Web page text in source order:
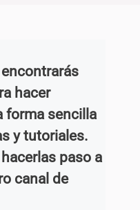
hacer
forma sencilla
y tutoriales.
paso a
canal de